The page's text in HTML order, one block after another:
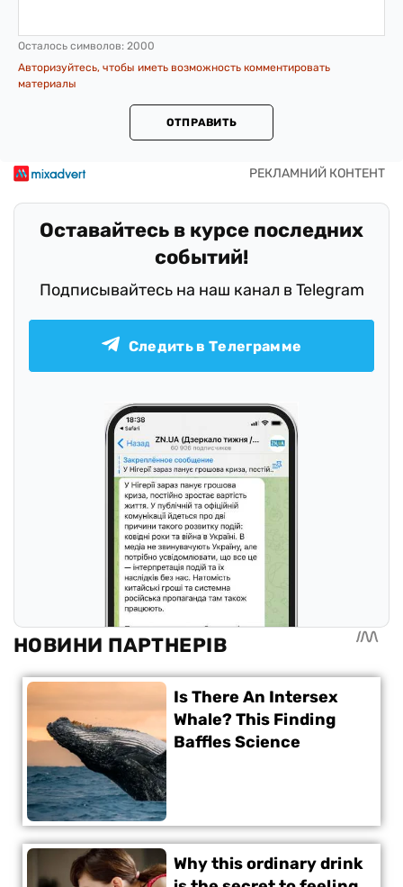
Осталось символов: 2000
Авторизуйтесь, чтобы иметь возможность комментировать
материалы
ОТПРАВИТЬ
Оставайтесь в курсе последних
событий!
Подписывайтесь на наш канал в Telegram
Следить в Телеграмме